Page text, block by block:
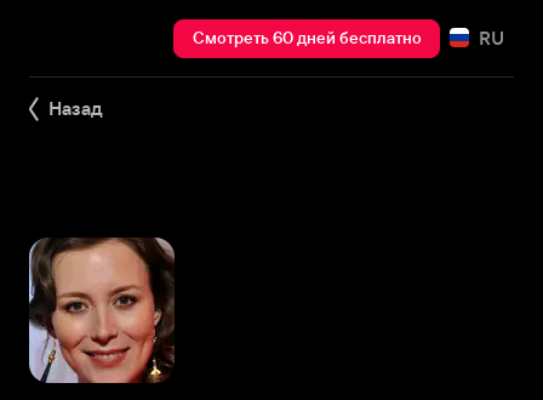
Смотреть 60 дней бесплатно RU
Назад